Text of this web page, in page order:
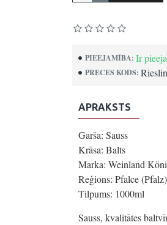
PIEEJAMĪBA: Ir
PRECES KODS:
APRAKSTS
Garša: Sauss
Krāsa: Balts
Marka: Weinland
Reģions: Pfalce
Tilpums: 1000ml
Sauss, kvalitātes